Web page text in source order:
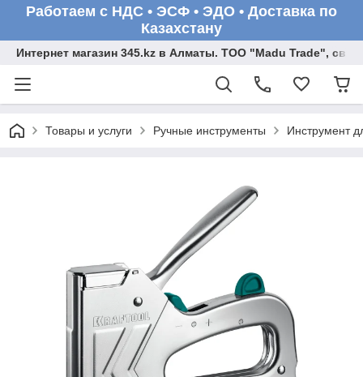
Работаем с НДС • ЭСФ • ЭДО • Доставка по
Казахстану
Интернет магазин 345.kz в Алматы. ТОО "Madu Trade",
Товары и услуги Ручные инструменты Инструмент